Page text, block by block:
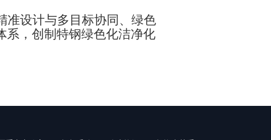
准设计与多目标协同、绿色
系，创制特钢绿色化洁净化